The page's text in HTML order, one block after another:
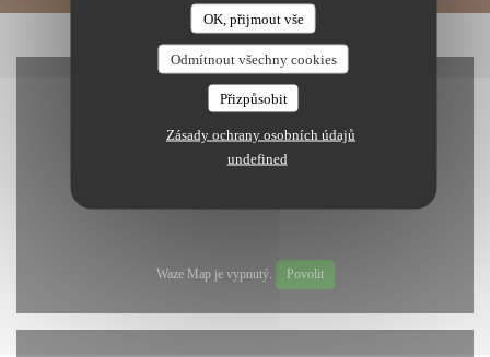
OK, přijmout vše
Odmítnout všechny cookies
Přizpůsobit
Zásady ochrany osobních údajů
undefined
Waze Map je vypnutý. Povolit